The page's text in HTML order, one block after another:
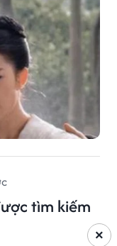
tìm kiếm
×